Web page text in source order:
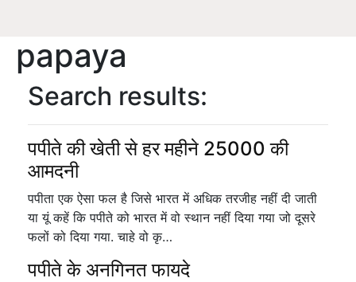
papaya
Search results:
पपीते की खेती से हर महीने 25000 की
आमदनी
पपीता एक ऐसा फल है जिसे भारत में अधिक तरजीह नहीं दी जाती
या यूं कहें कि पपीते को भारत में वो स्थान नहीं दिया गया जो दूसरे
फलों को दिया गया. चाहे वो कृ…
पपीते के अनगिनत फायदे